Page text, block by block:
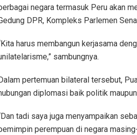
negara termasuk Peru akan
DPR, Kompleks Parlemen
harus membangun kerjasama
sambungnya.
Dalam pertemuan bilateral tersebut,
diplomasi baik politik
tadi saya juga menyampaikan
perempuan di negara